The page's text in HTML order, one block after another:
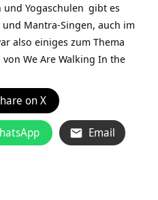
und Yogaschulen gibt es
Mantra-Singen, auch im
also einiges zum Thema
We Are Walking In the
on X
Email